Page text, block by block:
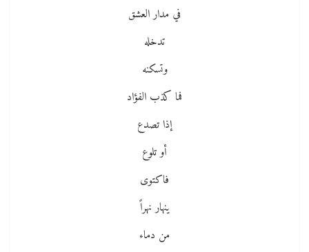
في مدار العشق
تدخله
وتسكنه
فما كذب الفؤاد
إذا تصدع
أو تلوع
فاكتوى
ينهار نهراً
من دماء